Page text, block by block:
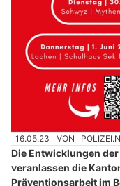
16.05.23 VON
Die Entwicklungen
veranlassen die
Präventionsarbeit im